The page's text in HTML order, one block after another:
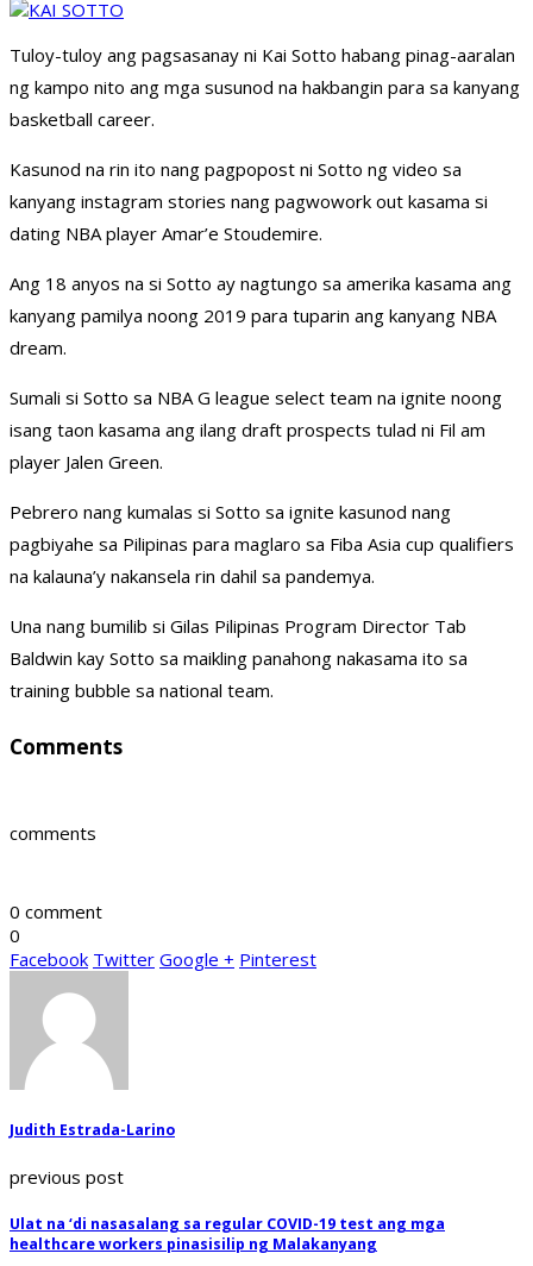
Tuloy-tuloy ang pagsasanay ni Kai Sotto habang pinag-aaralan
ng kampo nito ang mga susunod na hakbangin para sa kanyang
basketball career.
Kasunod na rin ito nang pagpopost ni Sotto ng video sa
kanyang instagram stories nang pagwowork out kasama si
dating NBA player Amar’e Stoudemire.
Ang 18 anyos na si Sotto ay nagtungo sa amerika kasama ang
kanyang pamilya noong 2019 para tuparin ang kanyang NBA
dream.
Sumali si Sotto sa NBA G league select team na ignite noong
isang taon kasama ang ilang draft prospects tulad ni Fil am
player Jalen Green.
Pebrero nang kumalas si Sotto sa ignite kasunod nang
pagbiyahe sa Pilipinas para maglaro sa Fiba Asia cup qualifiers
na kalauna’y nakansela rin dahil sa pandemya.
Una nang bumilib si Gilas Pilipinas Program Director Tab
Baldwin kay Sotto sa maikling panahong nakasama ito sa
training bubble sa national team.
Comments
comments
0 comment
0
Facebook Twitter Google + Pinterest
Judith Estrada-Larino
previous post
Ulat na ‘di nasasalang sa regular COVID-19 test ang mga
healthcare workers pinasisilip ng Malakanyang